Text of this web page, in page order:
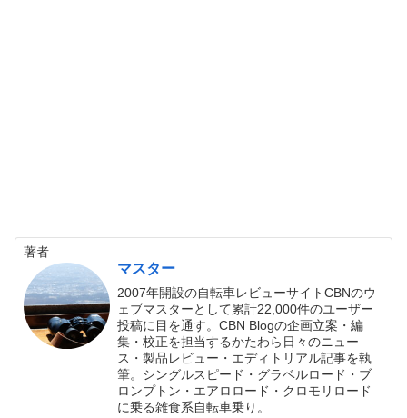
著者
マスター
2007年開設の自転車レビューサイトCBNのウ
ェブマスターとして累計22,000件のユーザー
投稿に目を通す。CBN Blogの企画立案・編
集・校正を担当するかたわら日々のニュー
ス・製品レビュー・エディトリアル記事を執
筆。シングルスピード・グラベルロード・ブ
ロンプトン・エアロロード・クロモリロード
に乗る雑食系自転車乗り。